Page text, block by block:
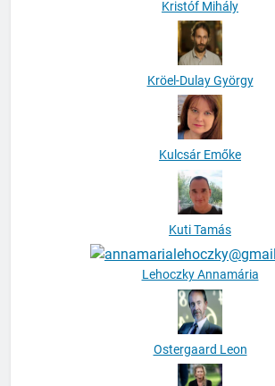
Kristóf Mihály
Kröel-Dulay György
Kulcsár Emőke
Kuti Tamás
Lehoczky Annamária
Ostergaard Leon